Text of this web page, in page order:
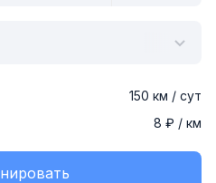
150 км / сут
8 ₽ / км